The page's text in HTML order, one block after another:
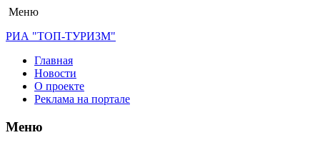
Меню
РИА "ТОП-ТУРИЗМ"
Главная
Новости
О проекте
Реклама на портале
Меню